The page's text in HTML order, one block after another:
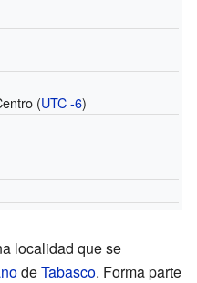
(UTC -6)
localidad que se
deTabasco. Forma parte